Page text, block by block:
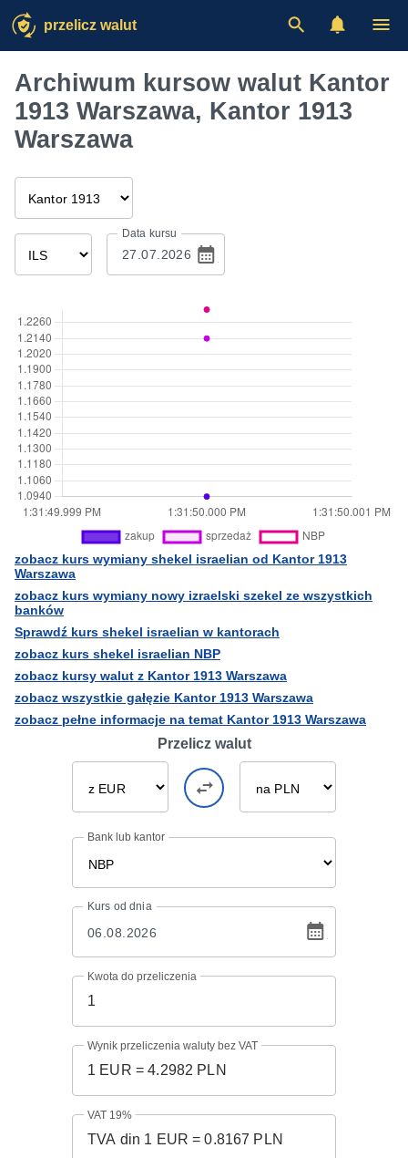
przelicz walut
Archiwum kursow walut Kantor
1913 Warszawa, Kantor 1913
Warszawa
Data kursu
zobacz kurs wymiany shekel israelian od Kantor 1913
Warszawa
zobacz kurs wymiany nowy izraelski szekel ze wszystkich
banków
Sprawdź kurs shekel israelian w kantorach
zobacz kurs shekel israelian NBP
zobacz kursy walut z Kantor 1913 Warszawa
zobacz wszystkie gałęzie Kantor 1913 Warszawa
zobacz pełne informacje na temat Kantor 1913 Warszawa
Przelicz walut
Bank lub kantor
Kurs od dnia
Kwota do przeliczenia
Wynik przeliczenia waluty bez VAT
VAT 19%